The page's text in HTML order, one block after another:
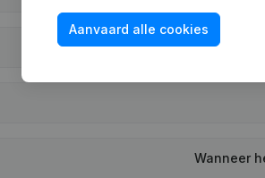
Wanneer
Aanvaard alle cookies